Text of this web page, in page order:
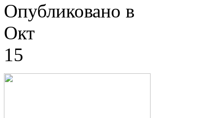
Опубликовано в
Окт
15